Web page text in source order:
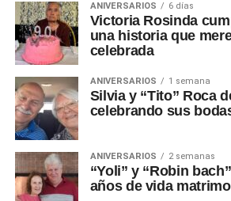
ANIVERSARIOS 6 días
Victoria Rosinda
una historia que
celebrada
ANIVERSARIOS 1 semana
Silvia y “Tito” Roca
celebrando sus
ANIVERSARIOS 2 semanas
“Yoli” y “Robin
años de vida